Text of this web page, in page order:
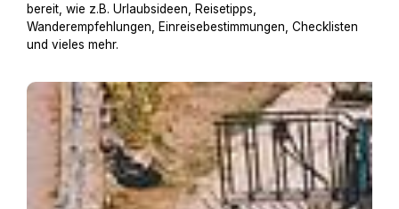
bereit, wie z.B. Urlaubsideen, Reisetipps,
Wanderempfehlungen, Einreisebestimmungen, Checklisten
und vieles mehr.
Hausboot mit Hund